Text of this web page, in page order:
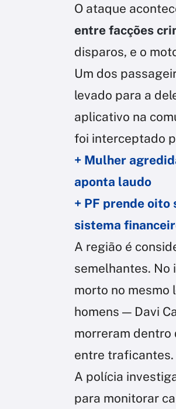
O ataque
entre facções
disparos, e o
Um dos
levado para a
aplicativo na
foi interceptado
+ Mulher
aponta laudo
+ PF prende oito
sistema
A região é
semelhantes.
morto no mesmo
homens — Davi
morreram dentro
entre traficantes.
A polícia
para monitorar